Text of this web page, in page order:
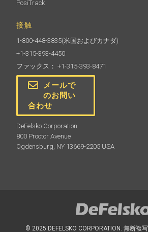
PosiTrack
接触
1-800-448-3835(米国およびカナダ)
+1-315-393-4450
ファックス： +1-315-393-8471
メールで
のお問い
合わせ
DeFelsko Corporation
800 Proctor Avenue
Ogdensburg, NY 13669-2205 USA
© 2025 DEFELSKO CORPORATION. 無断複